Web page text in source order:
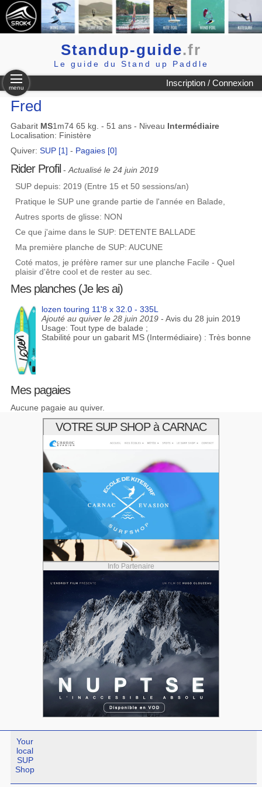
Standup-guide.fr
Le guide du Stand up Paddle
Inscription / Connexion
menu
Fred
Gabarit MS1m74 65 kg. - 51 ans - Niveau Intermédiaire
Localisation: Finistère
Quiver: SUP [1] - Pagaies [0]
Rider Profil - Actualisé le 24 juin 2019
SUP depuis: 2019 (Entre 15 et 50 sessions/an)
Pratique le SUP une grande partie de l'année en Balade,
Autres sports de glisse: NON
Ce que j'aime dans le SUP: DETENTE BALLADE
Ma première planche de SUP: AUCUNE
Coté matos, je préfère ramer sur une planche Facile - Quel
plaisir d'être cool et de rester au sec.
Mes planches (Je les ai)
lozen touring 11'8 x 32.0 - 335L
Ajouté au quiver le 28 juin 2019 - Avis du 28 juin 2019
Usage: Tout type de balade ;
Stabilité pour un gabarit MS (Intermédiaire) : Très bonne
Mes pagaies
Aucune pagaie au quiver.
VOTRE SUP SHOP à CARNAC
Info Partenaire
Your
local
SUP
Shop